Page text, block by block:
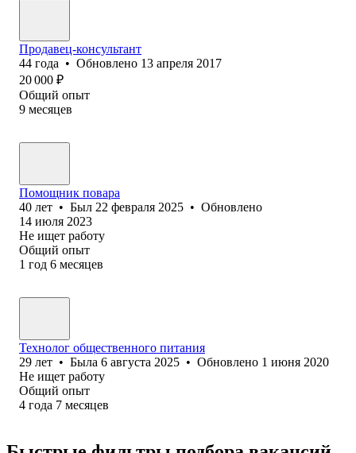
Продавец-консультант
44 года • Обновлено 13 апреля 2017
20 000 ₽
Общий опыт
9 месяцев
Помощник повара
40 лет • Был 22 февраля 2025 • Обновлено
14 июля 2023
Не ищет работу
Общий опыт
1 год 6 месяцев
Технолог общественного питания
29 лет • Была 6 августа 2025 • Обновлено 1 июня 2020
Не ищет работу
Общий опыт
4 года 7 месяцев